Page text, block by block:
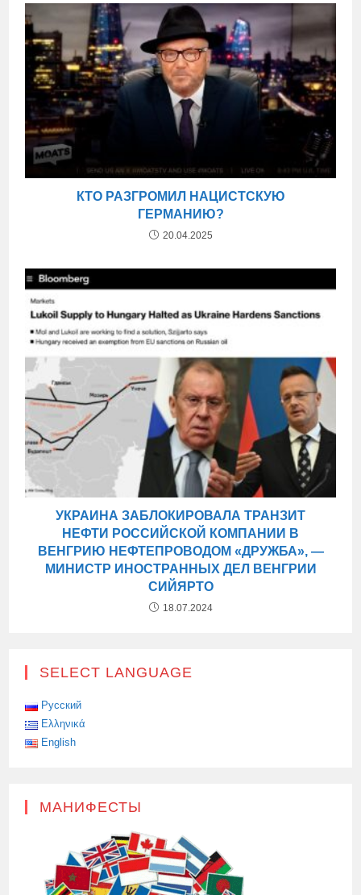
КТО РАЗГРОМИЛ НАЦИСТСКУЮ
ГЕРМАНИЮ?
20.04.2025
УКРАИНА ЗАБЛОКИРОВАЛА ТРАНЗИТ
НЕФТИ РОССИЙСКОЙ КОМПАНИИ В
ВЕНГРИЮ НЕФТЕПРОВОДОМ «ДРУЖБА», —
МИНИСТР ИНОСТРАННЫХ ДЕЛ ВЕНГРИИ
СИЙЯРТО
18.07.2024
SELECT LANGUAGE
Русский
Ελληνικά
English
МАНИФЕСТЫ